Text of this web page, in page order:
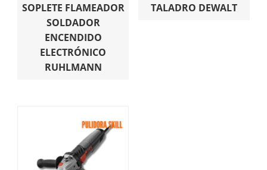
SOPLETE FLAMEADOR
SOLDADOR
ENCENDIDO
ELECTRÓNICO
RUHLMANN
TALADRO DEWALT